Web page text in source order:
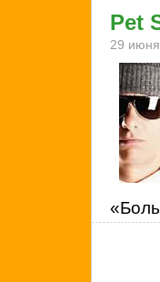
Pet
29